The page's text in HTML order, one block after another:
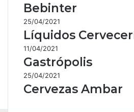
Bebinter
25/04/2021
Líquidos
11/04/2021
Gastrópolis
25/04/2021
Cervezas Ambar